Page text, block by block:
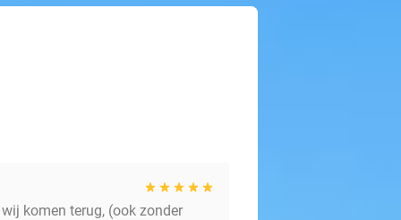
komen terug, (ook zonder